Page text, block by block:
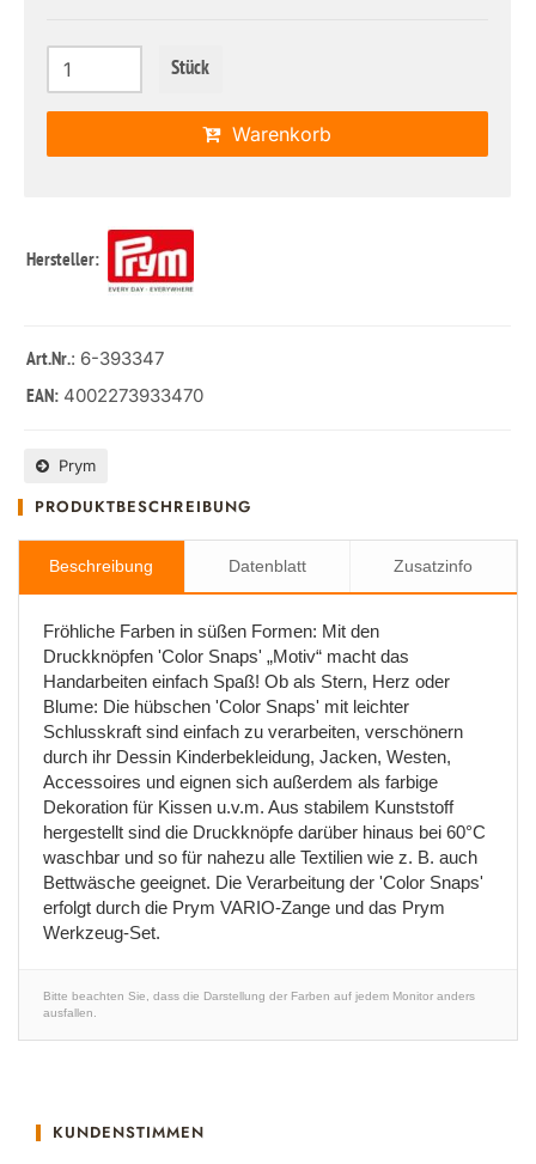
Stück
Warenkorb
Hersteller:
Art.Nr.: 6-393347
EAN: 4002273933470
Prym
PRODUKTBESCHREIBUNG
Beschreibung Datenblatt Zusatzinfo
Fröhliche Farben in süßen Formen: Mit den
Druckknöpfen 'Color Snaps' „Motiv“ macht das
Handarbeiten einfach Spaß! Ob als Stern, Herz oder
Blume: Die hübschen 'Color Snaps' mit leichter
Schlusskraft sind einfach zu verarbeiten, verschönern
durch ihr Dessin Kinderbekleidung, Jacken, Westen,
Accessoires und eignen sich außerdem als farbige
Dekoration für Kissen u.v.m. Aus stabilem Kunststoff
hergestellt sind die Druckknöpfe darüber hinaus bei 60°C
waschbar und so für nahezu alle Textilien wie z. B. auch
Bettwäsche geeignet. Die Verarbeitung der 'Color Snaps'
erfolgt durch die Prym VARIO-Zange und das Prym
Werkzeug-Set.
Bitte beachten Sie, dass die Darstellung der Farben auf jedem Monitor anders
ausfallen.
KUNDENSTIMMEN